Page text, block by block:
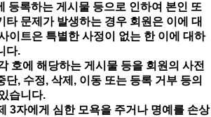
등록하는 게시물 등으로 인하여 본인 또
타 문제가 발생하는 경우 회원은 이에 대
이트은 특별한 사정이 없는 한 이에 대하
다.
호에 해당하는 게시물 등을 회원의 사전
단, 수정, 삭제, 이동 또는 등록 거부 등의
습니다.
자에게 심한 모욕을 주거나 명예를 손상